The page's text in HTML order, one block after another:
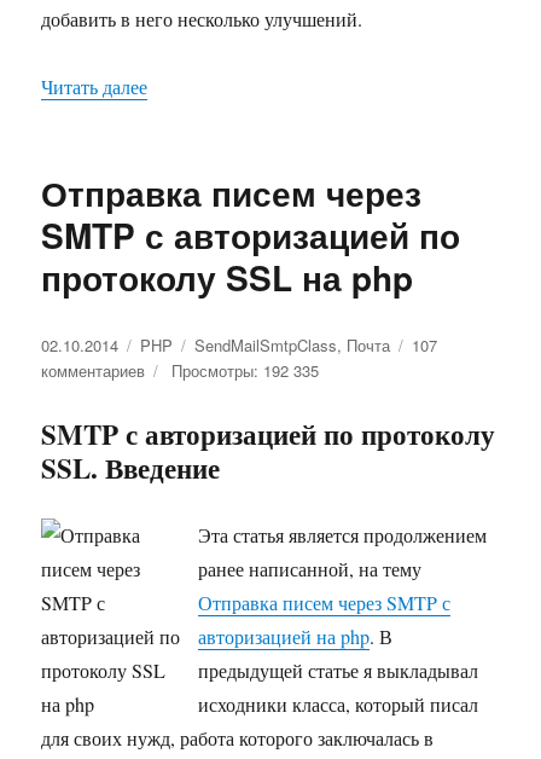
добавить в него несколько улучшений.
Читать далее
Отправка писем через
SMTP с авторизацией по
протоколу SSL на php
Опубликовано
02.10.2014 Рубрики
PHP Метки
SendMailSmtpClass, Почта
107
комментариев
писем
через
авторизацией
протоколу
на
php
Просмотры: 192 335
SMTP с авторизацией по протоколу
SSL. Введение
Эта статья является продолжением
ранее написанной, на тему
Отправка писем через SMTP с
авторизацией на php. В
предыдущей статье я выкладывал
исходники класса, который писал
для своих нужд, работа которого заключалась в